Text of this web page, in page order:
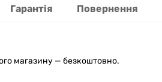
Гарантія Повернення
магазину — безкоштовно.